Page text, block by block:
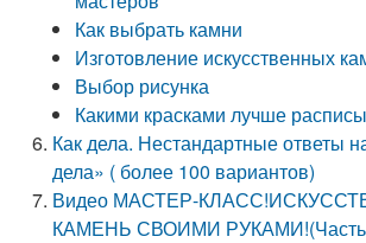
Как выбрать камни
Изготовление искусственных
Выбор рисунка
Какими красками лучше
Как дела. Нестандартные ответы
дела» ( более 100 вариантов)
Видео МАСТЕР-
КАМЕНЬ СВОИМИ